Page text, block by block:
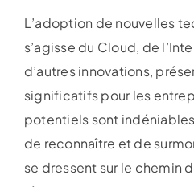
L’adoption de nouvelles
s’agisse du Cloud, de
d’autres innovations,
significatifs pour les
potentiels sont
de reconnaître et de
se dressent sur le chemin